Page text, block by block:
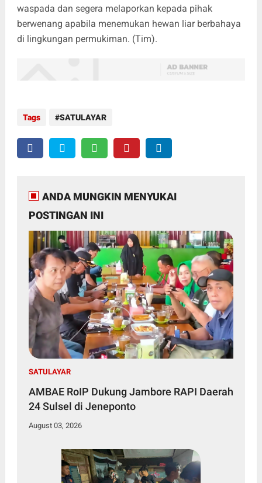
waspada dan segera melaporkan kepada pihak
berwenang apabila menemukan hewan liar berbahaya
di lingkungan permukiman. (Tim).
Tags SATULAYAR
ANDA MUNGKIN MENYUKAI
POSTINGAN INI
SATULAYAR
AMBAE RoIP Dukung Jambore RAPI Daerah
24 Sulsel di Jeneponto
August 03, 2026